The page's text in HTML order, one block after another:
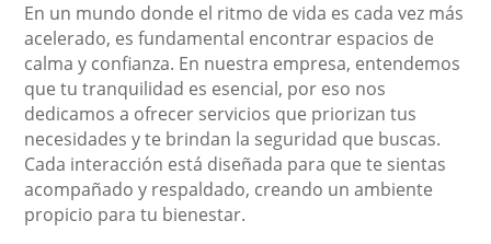
En un mundo donde el ritmo de vida es cada vez más
acelerado, es fundamental encontrar espacios de
calma y confianza. En nuestra empresa, entendemos
que tu tranquilidad es esencial, por eso nos
dedicamos a ofrecer servicios que priorizan tus
necesidades y te brindan la seguridad que buscas.
Cada interacción está diseñada para que te sientas
acompañado y respaldado, creando un ambiente
propicio para tu bienestar.